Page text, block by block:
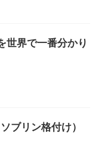
世界で一番分かり
ブリン格付け）